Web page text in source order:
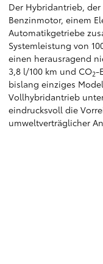
Der Hybridantrieb,
Benzinmotor, einem
Automatikgetriebe
Systemleistung von
einen herausragend
3,8 l/100 km und CO2-
bislang einziges
Vollhybridantrieb
eindrucksvoll die
umweltverträglicher